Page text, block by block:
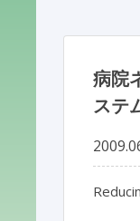
病院
ステ